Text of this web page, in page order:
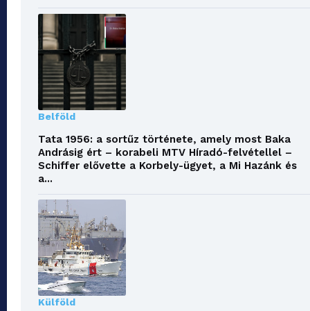
Belföld
Tata 1956: a sortűz története, amely most Baka
Andrásig ért – korabeli MTV Híradó-felvétellel –
Schiffer elővette a Korbely-ügyet, a Mi Hazánk és
a...
Külföld